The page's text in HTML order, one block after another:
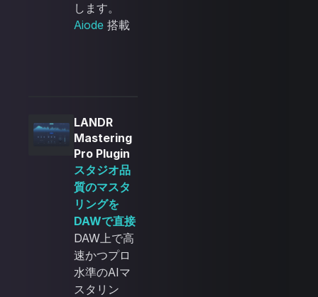
します。
Aiode 搭載
LANDR
Mastering
Pro Plugin
スタジオ品
質のマスタ
リングを
DAWで直接
DAW上で高
速かつプロ
水準のAIマ
スタリン